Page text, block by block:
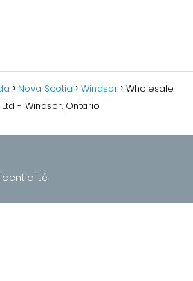
Nova Scotia Windsor
Wholesale
- Windsor, Ontario